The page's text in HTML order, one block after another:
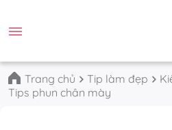
Trang chủ Tip làm đẹp
Tips phun chân mày